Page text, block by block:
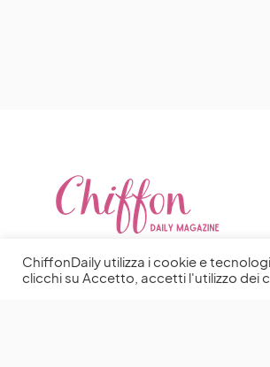
ChiffonDaily utilizza i cookie e
clicchi su Accetto, accetti l'utilizzo dei